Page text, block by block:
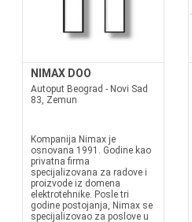
NIMAX DOO
Autoput Beograd - Novi Sad
83, Zemun
Kompanija Nimax je
osnovana 1991. Godine kao
privatna firma
specijalizovana za radove i
proizvode iz domena
elektrotehnike. Posle tri
godine postojanja, Nimax se
specijalizovao za poslove u